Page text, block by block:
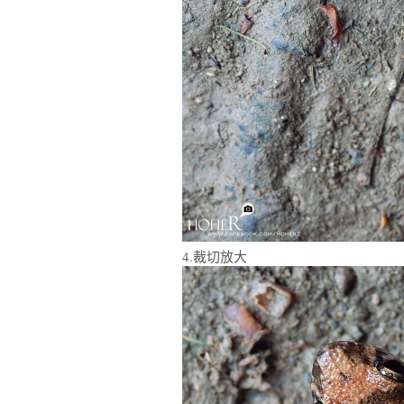
4.裁切放大